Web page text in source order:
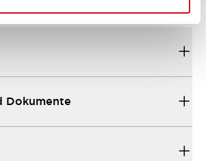
Dokumente